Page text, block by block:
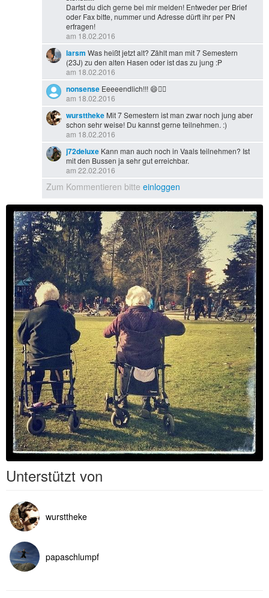
Darfst du dich gerne bei mir melden! Entweder per Brief
oder Fax bitte, nummer und Adresse dürft ihr per PN
erfragen!
am 18.02.2016
larsm Was heißt jetzt alt? Zählt man mit 7 Semestern
(23J) zu den alten Hasen oder ist das zu jung :P
am 18.02.2016
nonsense Eeeeendlich!!! 😄👍🏻
am 18.02.2016
wursttheke Mit 7 Semestern ist man zwar noch jung aber
schon sehr weise! Du kannst gerne teilnehmen. :)
am 18.02.2016
j72deluxe Kann man auch noch in Vaals teilnehmen? Ist
mit den Bussen ja sehr gut erreichbar.
am 22.02.2016
Zum Kommentieren bitte einloggen
Unterstützt von
wursttheke
papaschlumpf